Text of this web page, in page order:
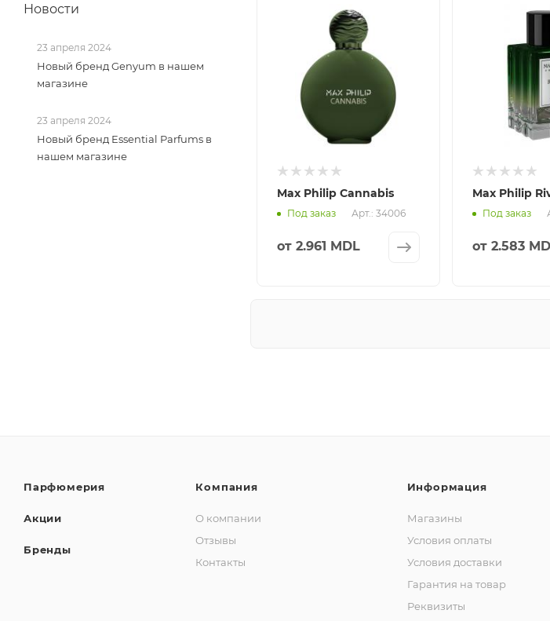
Max Philip Cannabis
Под заказ Арт.: 34006
от 2.961 MDL
Max Philip
Под заказ
от 2.583
Новости
23 апреля 2024
Новый бренд Genyum в нашем
магазине
23 апреля 2024
Новый бренд Essential Parfums в
нашем магазине
Парфюмерия
Акции
Бренды
Компания
О компании
Отзывы
Контакты
Информация
Магазины
Условия оплаты
Условия доставки
Гарантия на товар
Реквизиты